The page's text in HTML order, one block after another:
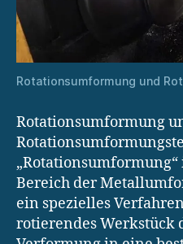
Rotationsumformung und
Rotationsumformung
Bereich der
ein spezielles
rotierendes Werkstück